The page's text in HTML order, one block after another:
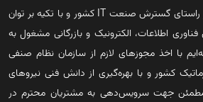
شرکت ستاک فناوری ویرا در راستای گسترش صنعت IT کشور و با تکیه بر توان
اطلاعات، الکترونیک و بازرگانی مشغول به
با اخذ مجوزهای لازم از سازمان نظام صنفی
کشور و با بهره‌گیری از دانش فنی نیروهای
جهت سرویس‌دهی به مشتریان محترم در